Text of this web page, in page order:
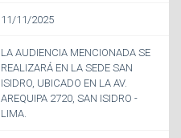
11/11/2025
LA AUDIENCIA MENCIONADA SE
REALIZARÁ EN LA SEDE SAN
ISIDRO, UBICADO EN LA AV.
AREQUIPA 2720, SAN ISIDRO -
LIMA.